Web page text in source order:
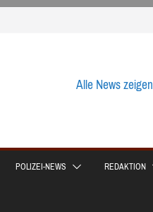
Alle News zeigen
POLIZEI-NEWS REDAKTION